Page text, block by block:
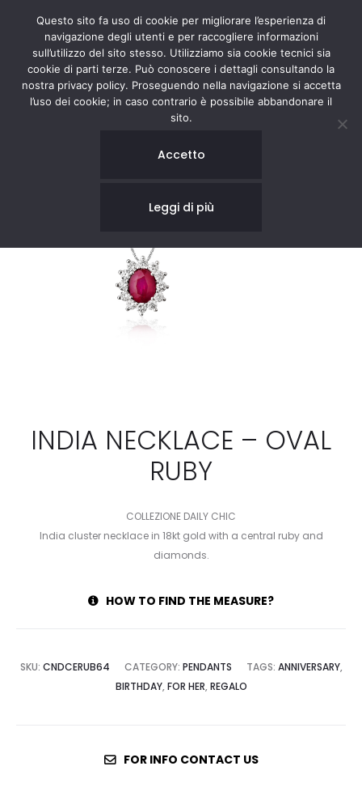
INDIA NECKLACE – OVAL
RUBY
COLLEZIONE DAILY CHIC
India cluster necklace in 18kt gold with a central ruby and
diamonds.
HOW TO FIND THE MEASURE?
SKU: CNDCERUB64 CATEGORY: PENDANTS TAGS: ANNIVERSARY,
BIRTHDAY, FOR HER, REGALO
FOR INFO CONTACT US
Questo sito fa uso di cookie per migliorare l’esperienza di
navigazione degli utenti e per raccogliere informazioni
sull’utilizzo del sito stesso. Utilizziamo sia cookie tecnici sia
cookie di parti terze. Può conoscere i dettagli consultando la
nostra privacy policy. Proseguendo nella navigazione si accetta
l’uso dei cookie; in caso contrario è possibile abbandonare il
sito.
Accetto
Leggi di più